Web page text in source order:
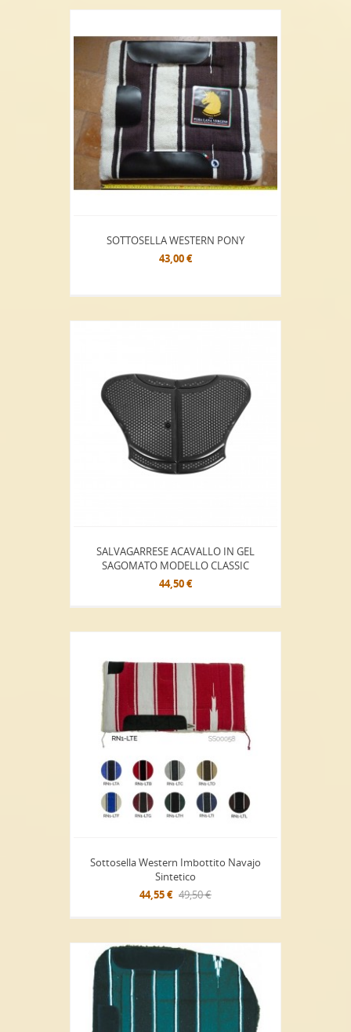
SOTTOSELLA WESTERN PONY
43,00 €
SALVAGARRESE ACAVALLO IN GEL
SAGOMATO MODELLO CLASSIC
44,50 €
Sottosella Western Imbottito Navajo
Sintetico
44,55 € 49,50 €